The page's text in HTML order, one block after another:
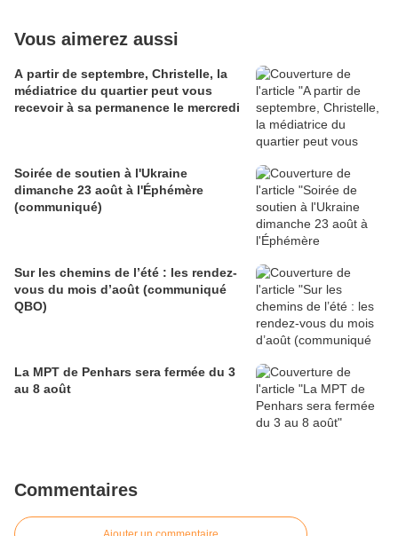
Vous aimerez aussi
A partir de septembre, Christelle, la
médiatrice du quartier peut vous
recevoir à sa permanence le mercredi
Soirée de soutien à l'Ukraine
dimanche 23 août à l'Éphémère
(communiqué)
Sur les chemins de l’été : les rendez-
vous du mois d’août (communiqué
QBO)
La MPT de Penhars sera fermée du 3
au 8 août
Commentaires